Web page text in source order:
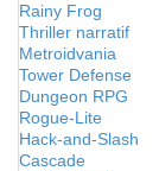
Rainy Frog
Thriller narratif
Metroidvania
Tower Defense
Dungeon RPG
Rogue-Lite
Hack-and-Slash
Cascade